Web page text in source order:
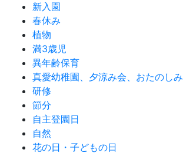
新入園
春休み
植物
満3歳児
異年齢保育
真愛幼稚園、夕涼み会、おたのしみ
研修
節分
自主登園日
自然
花の日・子どもの日